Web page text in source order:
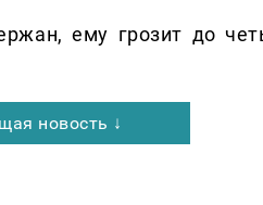
ему грозит до
новость ↓